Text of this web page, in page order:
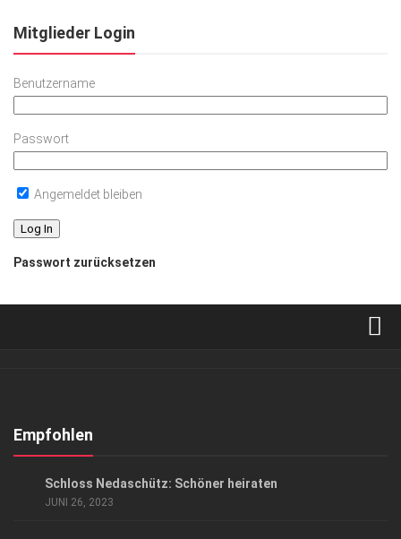
Mitglieder Login
Benutzername
Passwort
Angemeldet bleiben
Passwort zurücksetzen
Kontakt, Impressum
Empfohlen
Schloss Nedaschütz: Schöner heiraten
JUNI 26, 2023